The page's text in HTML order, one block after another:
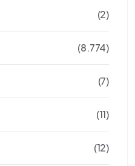
(2)
(8.774)
(7)
(11)
(12)